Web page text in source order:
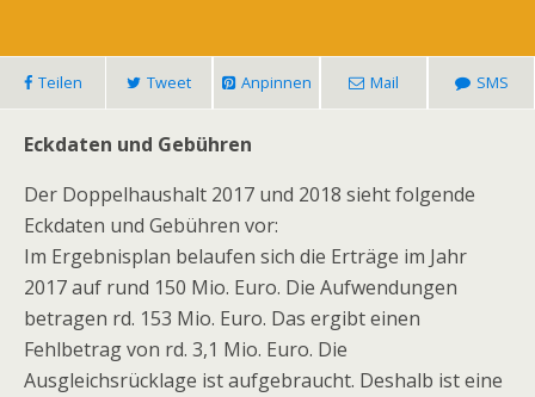
Teilen Tweet Anpinnen Mail SMS
Eckdaten und Gebühren
Der Doppelhaushalt 2017 und 2018 sieht folgende
Eckdaten und Gebühren vor:
Im Ergebnisplan belaufen sich die Erträge im Jahr
2017 auf rund 150 Mio. Euro. Die Aufwendungen
betragen rd. 153 Mio. Euro. Das ergibt einen
Fehlbetrag von rd. 3,1 Mio. Euro. Die
Ausgleichsrücklage ist aufgebraucht. Deshalb ist eine